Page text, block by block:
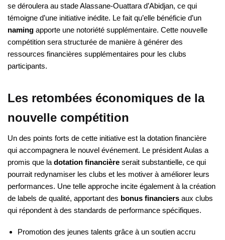
se déroulera au stade Alassane-Ouattara d’Abidjan, ce qui
témoigne d’une initiative inédite. Le fait qu’elle bénéficie d’un
naming apporte une notoriété supplémentaire. Cette nouvelle
compétition sera structurée de manière à générer des
ressources financières supplémentaires pour les clubs
participants.
Les retombées économiques de la
nouvelle compétition
Un des points forts de cette initiative est la dotation financière
qui accompagnera le nouvel événement. Le président Aulas a
promis que la dotation financière serait substantielle, ce qui
pourrait redynamiser les clubs et les motiver à améliorer leurs
performances. Une telle approche incite également à la création
de labels de qualité, apportant des bonus financiers aux clubs
qui répondent à des standards de performance spécifiques.
Promotion des jeunes talents grâce à un soutien accru